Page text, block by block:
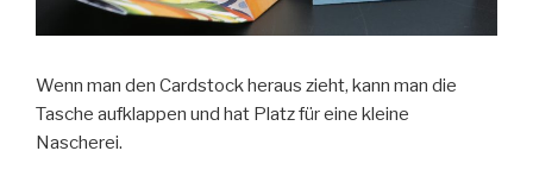
Wenn man den Cardstock heraus zieht, kann man die
Tasche aufklappen und hat Platz für eine kleine
Nascherei.